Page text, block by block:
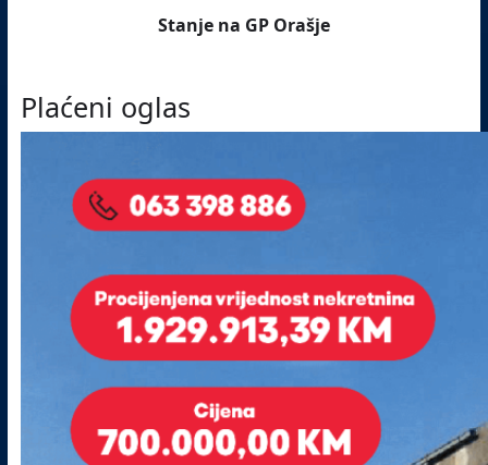
Stanje na GP Orašje
Plaćeni oglas